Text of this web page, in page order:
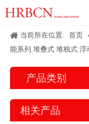
当前所在位置: 首页
能系列 堆叠式 堆栈式 浮
产品类别
相关产品